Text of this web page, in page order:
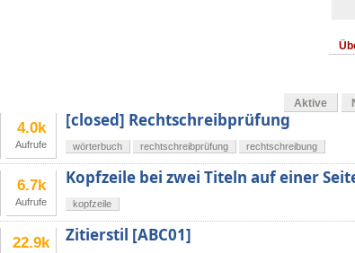
Aktive
4.0k
Aufrufe
[closed] Rechtschreibprüfung
wörterbuch rechtschreibprüfung rechtschreibung
6.7k
Aufrufe
Kopfzeile bei zwei Titeln auf einer
kopfzeile
22.9k Zitierstil [ABC01]